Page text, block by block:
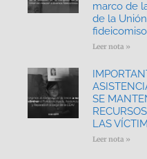
marco de
de la
Leer nota »
SE
LAS
Leer nota »